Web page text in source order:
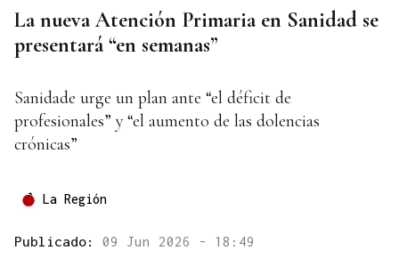
La nueva Atención Primaria en Sanidad se
presentará “en semanas”
Sanidade urge un plan ante “el déficit de
profesionales” y “el aumento de las dolencias
crónicas”
La Región
Publicado: 09 Jun 2026 - 18:49